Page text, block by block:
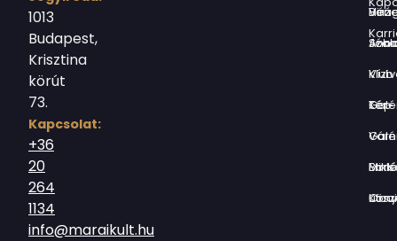
1013
Budapest,
Krisztina
körút
73.
Kapcsolat:
+36
20
264
1134
info@maraikult.hu
Virág Benedek Ház
Jókai Anna
Vízivárosi Klub
Tér-Kép
Várnegyed
Borsos
Országház